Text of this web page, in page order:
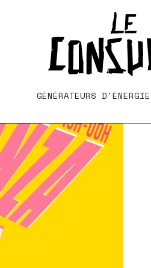
GÉNÉRATEURS